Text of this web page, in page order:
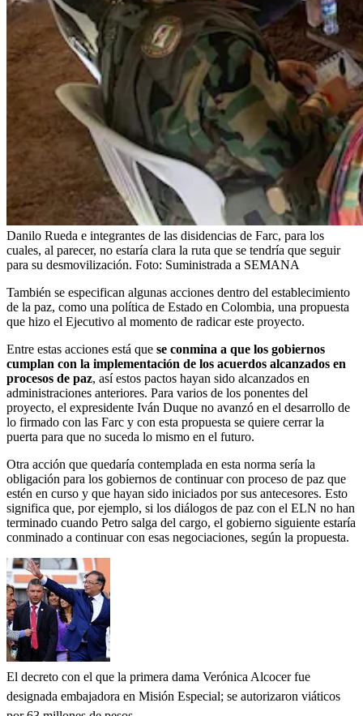
Danilo Rueda e integrantes de las disidencias de Farc, para los
cuales, al parecer, no estaría clara la ruta que se tendría que seguir
para su desmovilización. Foto: Suministrada a SEMANA
También se especifican algunas acciones dentro del establecimiento
de la paz, como una política de Estado en Colombia, una propuesta
que hizo el Ejecutivo al momento de radicar este proyecto.
Entre estas acciones está que se conmina a que los gobiernos
cumplan con la implementación de los acuerdos alcanzados en
procesos de paz, así estos pactos hayan sido alcanzados en
administraciones anteriores. Para varios de los ponentes del
proyecto, el expresidente Iván Duque no avanzó en el desarrollo de
lo firmado con las Farc y con esta propuesta se quiere cerrar la
puerta para que no suceda lo mismo en el futuro.
Otra acción que quedaría contemplada en esta norma sería la
obligación para los gobiernos de continuar con proceso de paz que
estén en curso y que hayan sido iniciados por sus antecesores. Esto
significa que, por ejemplo, si los diálogos de paz con el ELN no han
terminado cuando Petro salga del cargo, el gobierno siguiente estaría
conminado a continuar con esas negociaciones, según la propuesta.
El decreto con el que la primera dama Verónica Alcocer fue
designada embajadora en Misión Especial; se autorizaron viáticos